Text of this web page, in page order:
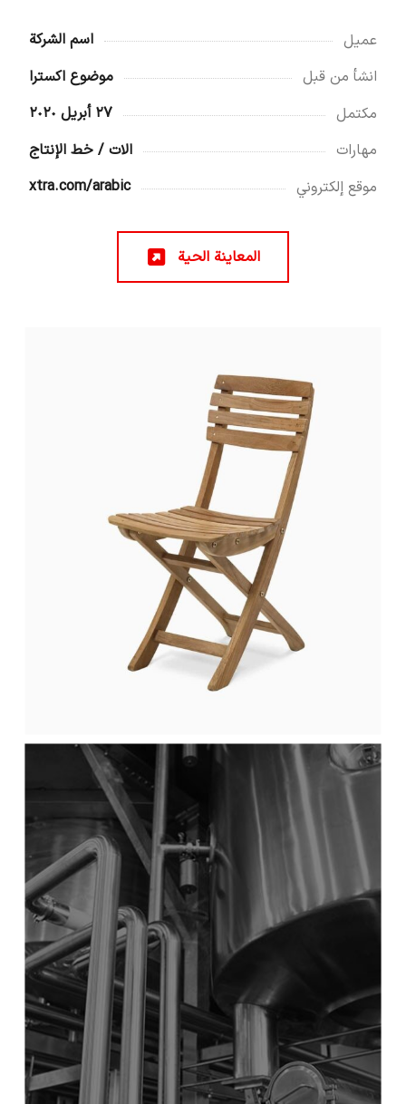
عميل
اسم الشركة
انشأ من قبل
موضوع اکسترا
مكتمل
٢٧ أبريل ٢٠٢٠
مهارات
الات / خط الإنتاج
موقع إلكتروني
xtra.com/arabic
المعاينة الحية